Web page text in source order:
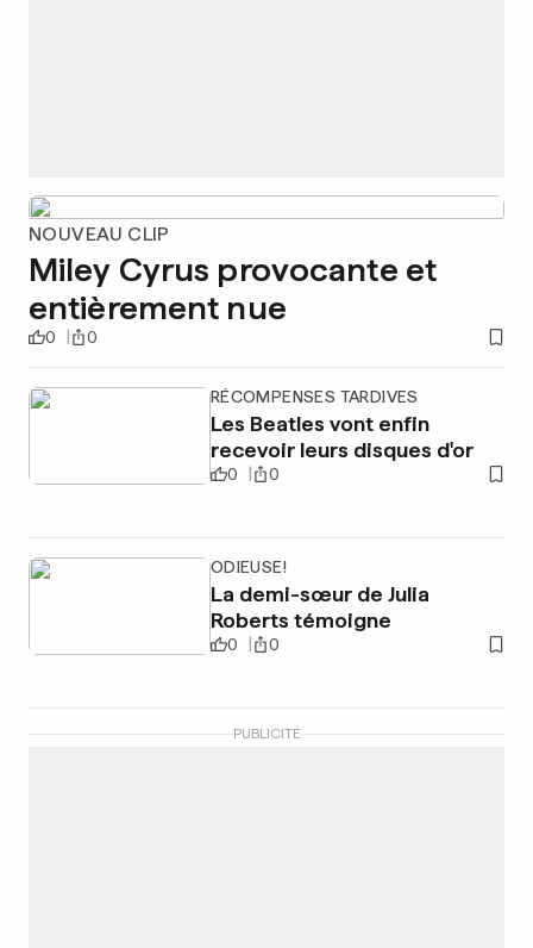
NOUVEAU CLIP
Miley Cyrus provocante et
entièrement nue
0 0
RÉCOMPENSES TARDIVES
Les Beatles vont enfin
recevoir leurs disques d'or
0 0
ODIEUSE!
La demi-sœur de Julia
Roberts témoigne
0 0
PUBLICITÉ